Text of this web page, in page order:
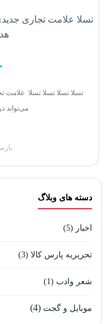
دسته های وبلاگ
اخبار (5)
تحریریه پارس کالا(3)
شعر وادب (1)
موبایل و گجت (4)
تسلا علامت تجاری
تسلا تسلا تسلا تسلا علامت
می‌تواند